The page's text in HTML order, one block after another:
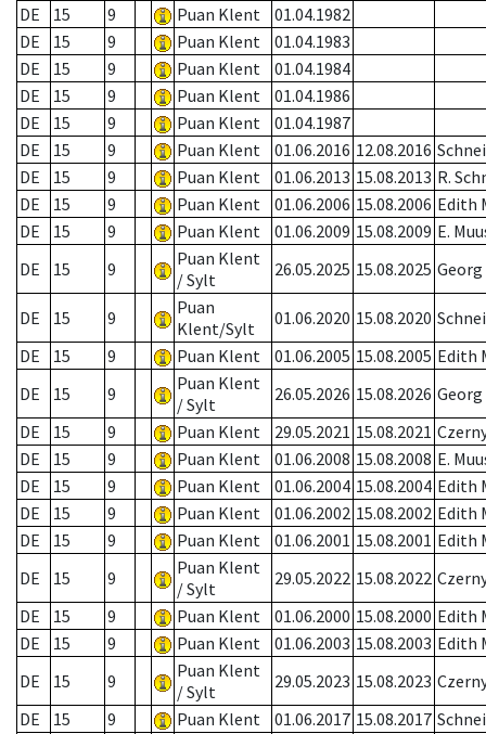
DE
15 9 Puan Klent
01.04.1982
DE
15 9 Puan Klent
01.04.1983
DE
15 9 Puan Klent
01.04.1984
DE
15 9 Puan Klent
01.04.1986
DE
15 9 Puan Klent
01.04.1987
DE
15 9 Puan Klent 01.06.2016 12.08.2016
DE
15 9 Puan Klent 01.06.2013 15.08.2013 R.
DE
15 9 Puan Klent 01.06.2006 15.08.2006 Edith
DE
15 9 Puan Klent 01.06.2009 15.08.2009 E.
DE
15 9
Puan Klent
/ Sylt
26.05.2025 15.08.2025
DE 15 9
Puan
Klent/Sylt
01.06.2020 15.08.2020
DE
15 9 Puan Klent 01.06.2005 15.08.2005 Edith
DE
15 9
Puan Klent
/ Sylt
26.05.2026 15.08.2026
DE
15 9 Puan Klent 29.05.2021 15.08.2021
DE
15 9 Puan Klent 01.06.2008 15.08.2008 E.
DE
15 9 Puan Klent 01.06.2004 15.08.2004 Edith
DE
15 9 Puan Klent 01.06.2002 15.08.2002 Edith
DE
15 9 Puan Klent 01.06.2001 15.08.2001 Edith
DE
15 9
Puan Klent
/ Sylt
29.05.2022 15.08.2022
DE
15 9 Puan Klent 01.06.2000 15.08.2000 Edith
DE
15 9 Puan Klent 01.06.2003 15.08.2003 Edith
DE
15 9
Puan Klent
/ Sylt
29.05.2023 15.08.2023
DE
15 9 Puan Klent 01.06.2017 15.08.2017